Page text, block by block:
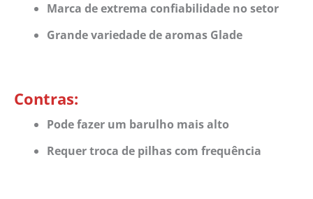
Marca de extrema confiabilidade no setor
Grande variedade de aromas Glade
Contras:
Pode fazer um barulho mais alto
Requer troca de pilhas com frequência